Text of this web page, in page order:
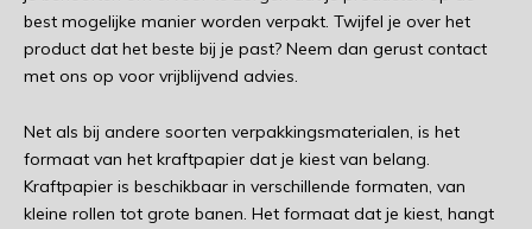
best mogelijke manier worden verpakt. Twijfel je over het
product dat het beste bij je past? Neem dan gerust contact
met ons op voor vrijblijvend advies.
Net als bij andere soorten verpakkingsmaterialen, is het
formaat van het kraftpapier dat je kiest van belang.
Kraftpapier is beschikbaar in verschillende formaten, van
kleine rollen tot grote banen. Het formaat dat je kiest, hangt